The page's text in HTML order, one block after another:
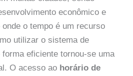
econômico e
o tempo é um recurso
utilizar o sistema de
eficiente tornou-se uma
O acesso ao horário de